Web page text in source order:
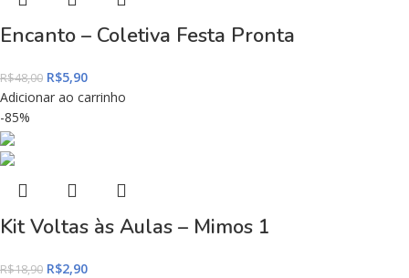
Encanto – Coletiva Festa Pronta
R$48,00 R$5,90
Adicionar ao carrinho
-85%
Kit Voltas às Aulas – Mimos 1
R$18,90 R$2,90